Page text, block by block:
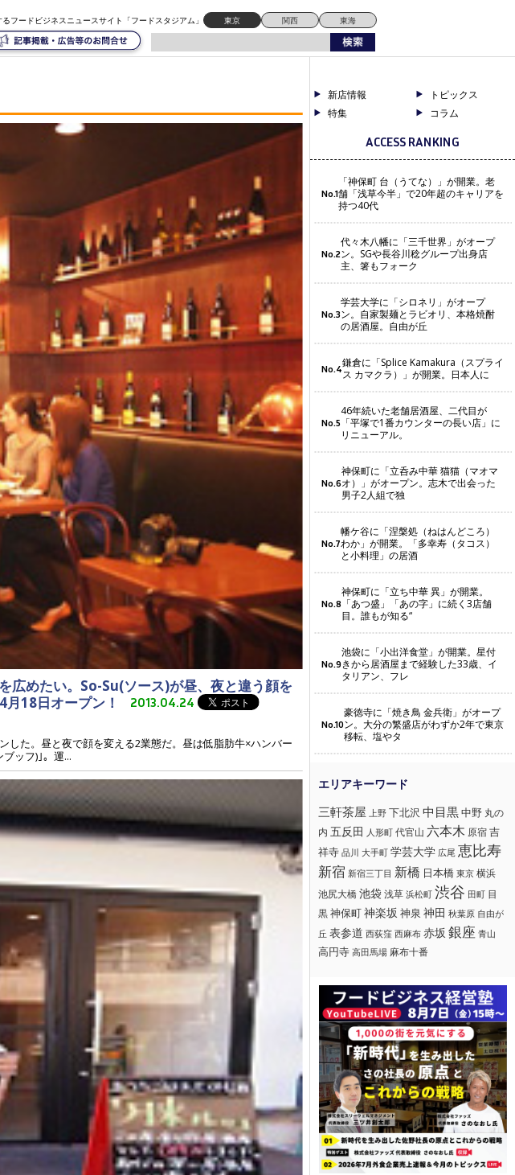
フードビジネスニュースサイト「フードスタジアム」 東京 関西 東海
広めたい。So-Su(ソース)が昼、夜と違う顔を
18日オープン！
2013.04.24
した。昼と夜で顔を変える2業態だ。昼は低脂肪牛×ハンバー
ッフ)｣。運...
新店情報
トピックス
特集
コラム
ACCESS RANKING
No.1
「神保町 台（うてな）」が開業。老
舗「浅草今半」で20年超のキャリアを
持つ40代
No.2
代々木八幡に「三千世界」がオープ
ン。SGや長谷川稔グループ出身店
主、箸もフォーク
No.3
学芸大学に「シロネリ」がオープ
ン。自家製麺とラビオリ、本格焼酎
の居酒屋。自由が丘
No.4鎌倉に「Splice Kamakura（スプライ
ス カマクラ）」が開業。日本人に
No.5
46年続いた老舗居酒屋、二代目が
「平塚で1番カウンターの長い店」に
リニューアル。
No.6
神保町に「立呑み中華 猫猫（マオマ
オ）」がオープン。志木で出会った
男子2人組で独
No.7
幡ケ谷に「涅槃処（ねはんどころ）
わか」が開業。「多幸寿（タコス）
と小料理」の居酒
No.8
神保町に「立ち中華 異」が開業。
「あつ盛」「あの字」に続く3店舗
目。誰もが知る“
No.9
池袋に「小出洋食堂」が開業。星付
きから居酒屋まで経験した33歳、イ
タリアン、フレ
No.10
豪徳寺に「焼き鳥 金兵衛」がオープ
ン。大分の繁盛店がわずか2年で東京
移転、塩やタ
三軒茶屋 上野 下北沢 中目黒中野 丸の
内 五反田 人形町 代官山 六本木 原宿 吉
祥寺 品川 大手町 学芸大学 広尾 恵比寿
新宿 新宿三丁目 新橋 日本橋 東京 横浜
池尻大橋 池袋浅草 浜松町 渋谷 田町 目
黒神保町神楽坂 神泉 神田 秋葉原 自由が
丘 表参道 西荻窪 西麻布 赤坂 銀座 青山
高円寺 高田馬場 麻布十番